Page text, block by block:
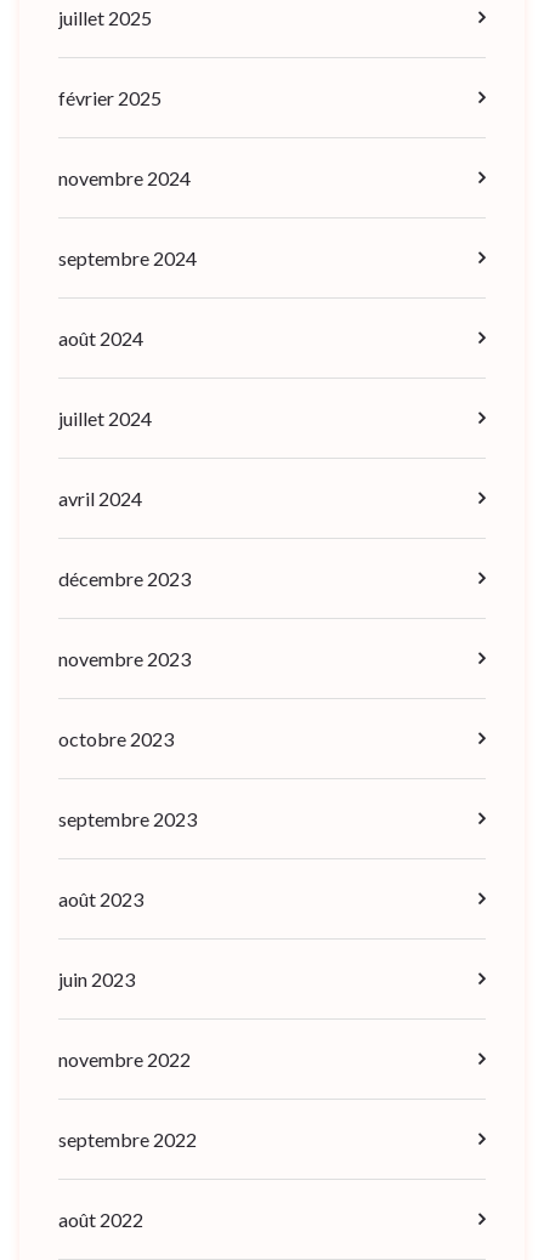
juillet 2025
février 2025
novembre 2024
septembre 2024
août 2024
juillet 2024
avril 2024
décembre 2023
novembre 2023
octobre 2023
septembre 2023
août 2023
juin 2023
novembre 2022
septembre 2022
août 2022